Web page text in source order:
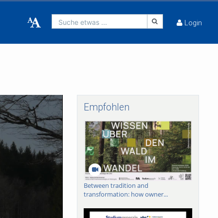
Suche etwas ... Login
Empfohlen
Between tradition and
transformation: how owner...